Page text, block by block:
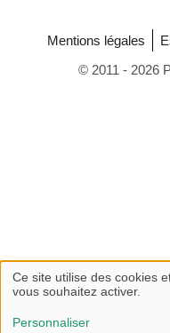
Mentions légales
© 2011 - 2026
Ce site utilise des cookies
vous souhaitez activer.
Personnaliser